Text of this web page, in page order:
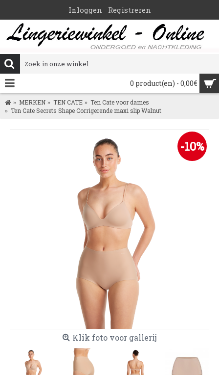
Inloggen Registreren
0 product(en) - 0,00€
MERKEN TEN CATE
Ten Cate voor dames
Ten Cate Secrets Shape Corrigerende maxi slip Walnut
-10%
Klik foto voor gallerij